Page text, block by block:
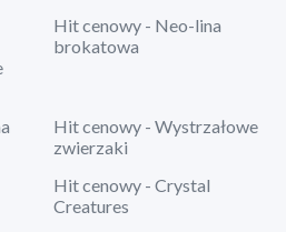
Hit cenowy - Neo-lina
brokatowa
Hit cenowy - Wystrzałowe
zwierzaki
Hit cenowy - Crystal
Creatures